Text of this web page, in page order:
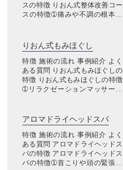
スの特徴 りおん式整体改善コー
スの特徴➀痛みや不調の根本改
り返す肩こり・腰痛・坐骨神経
痛等の痛み病院で異常なしと
言...
りおん式もみほぐし
特徴 施術の流れ 事例紹介 よく
ある質問 りおん式もみほぐしの
特徴 りおん式もみほぐしの特徴
➀リラクゼーションマッサージ
運転で腰痛が辛いスマホのやり
過ぎで首こりが辛い歩き過ぎ
て...
アロマドライヘッドスパ
特徴 施術の流れ 事例紹介 よく
ある質問 アロマドライヘッドス
パの特徴 アロマドライヘッドス
パの特徴➀首こりや頭の緊張に